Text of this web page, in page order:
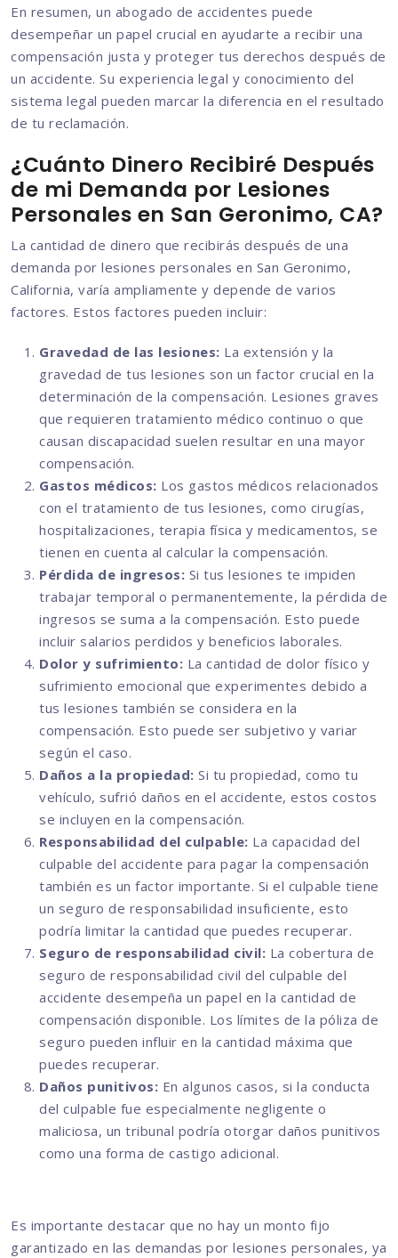
En resumen, un abogado de accidentes puede
desempeñar un papel crucial en ayudarte a recibir una
compensación justa y proteger tus derechos después de
un accidente. Su experiencia legal y conocimiento del
sistema legal pueden marcar la diferencia en el resultado
de tu reclamación.
¿Cuánto Dinero Recibiré Después
de mi Demanda por Lesiones
Personales en San Geronimo, CA?
La cantidad de dinero que recibirás después de una
demanda por lesiones personales en San Geronimo,
California, varía ampliamente y depende de varios
factores. Estos factores pueden incluir:
Gravedad de las lesiones: La extensión y la
gravedad de tus lesiones son un factor crucial en la
determinación de la compensación. Lesiones graves
que requieren tratamiento médico continuo o que
causan discapacidad suelen resultar en una mayor
compensación.
Gastos médicos: Los gastos médicos relacionados
con el tratamiento de tus lesiones, como cirugías,
hospitalizaciones, terapia física y medicamentos, se
tienen en cuenta al calcular la compensación.
Pérdida de ingresos: Si tus lesiones te impiden
trabajar temporal o permanentemente, la pérdida de
ingresos se suma a la compensación. Esto puede
incluir salarios perdidos y beneficios laborales.
Dolor y sufrimiento: La cantidad de dolor físico y
sufrimiento emocional que experimentes debido a
tus lesiones también se considera en la
compensación. Esto puede ser subjetivo y variar
según el caso.
Daños a la propiedad: Si tu propiedad, como tu
vehículo, sufrió daños en el accidente, estos costos
se incluyen en la compensación.
Responsabilidad del culpable: La capacidad del
culpable del accidente para pagar la compensación
también es un factor importante. Si el culpable tiene
un seguro de responsabilidad insuficiente, esto
podría limitar la cantidad que puedes recuperar.
Seguro de responsabilidad civil: La cobertura de
seguro de responsabilidad civil del culpable del
accidente desempeña un papel en la cantidad de
compensación disponible. Los límites de la póliza de
seguro pueden influir en la cantidad máxima que
puedes recuperar.
Daños punitivos: En algunos casos, si la conducta
del culpable fue especialmente negligente o
maliciosa, un tribunal podría otorgar daños punitivos
como una forma de castigo adicional.
Es importante destacar que no hay un monto fijo
garantizado en las demandas por lesiones personales, ya